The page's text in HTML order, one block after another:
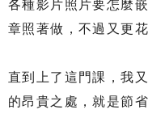
各種影片照片要怎麼
章照著做，不過又更花
直到上了這門課，我
的昂貴之處，就是節